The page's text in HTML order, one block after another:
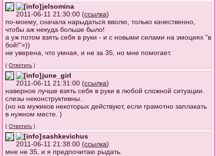
jelsomina
2011-06-11 21:30:00 (ссылка)
по-моему, сначала нарыдаться вволю, только качественно,
чтобы аж некуда больше было!
а уж потом взять себя в руки - и с новыми силами на эмоциях "в
бой!"=))
не уверена, что умная, и не за 35, но мне помогает.
(Ответить )
june_girl
2011-06-11 21:31:00 (ссылка)
наверное лучше взять себя в руки в любой сложной ситуации.
слезы неконструктивны.
(но на мужиков некоторых действуют, если грамотно заплакать
в нужном месте. )
(Ответить )
sashkevichus
2011-06-11 21:38:00 (ссылка)
мне не 35, и я предпочитаю рыдать.